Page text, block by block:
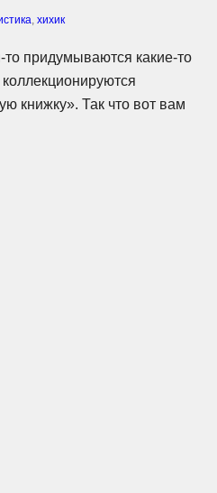
,хихик
то придумываются какие-то
книжку». Так что вот вам